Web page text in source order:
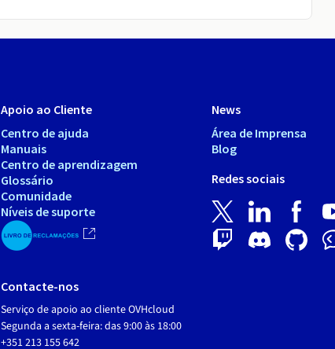
Apoio ao Cliente
Centro de ajuda
Manuais
Centro de aprendizagem
Glossário
Comunidade
Níveis de suporte
Contacte-nos
Serviço de apoio ao cliente OVHcloud
Segunda a sexta-feira: das 9:00 às 18:00
+351 213 155 642
News
Área de Imprensa
Blog
Redes sociais